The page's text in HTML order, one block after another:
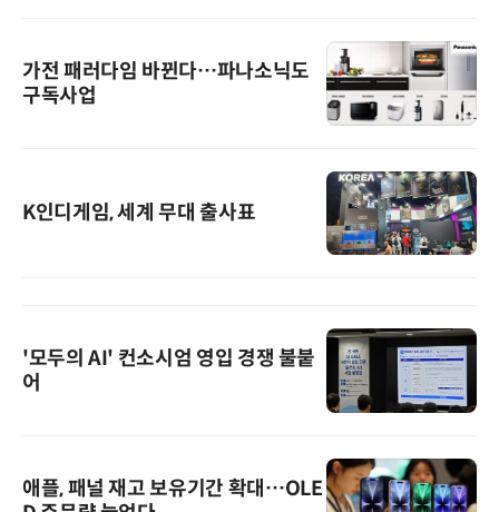
가전 패러다임 바뀐다…파나소닉도
구독사업
K인디게임, 세계 무대 출사표
'모두의 AI' 컨소시엄 영입 경쟁 불붙
어
애플, 패널 재고 보유기간 확대…OLE